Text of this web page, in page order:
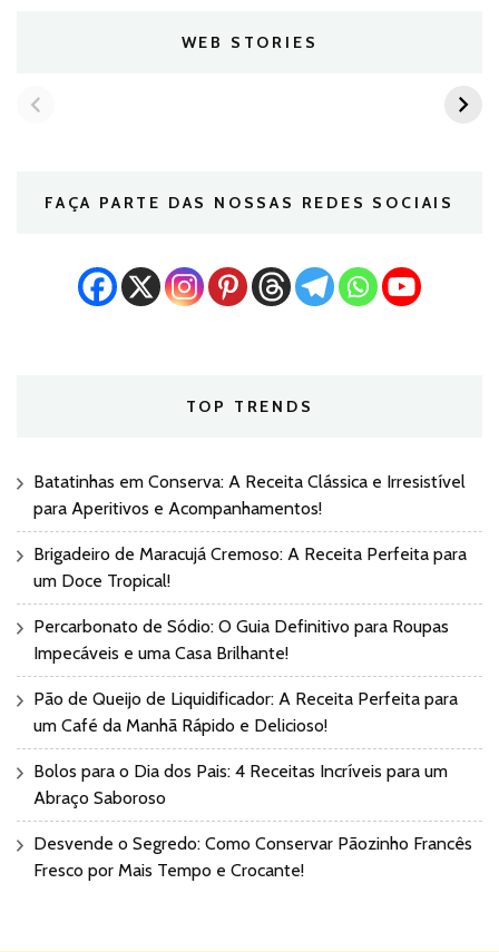
WEB STORIES
FAÇA PARTE DAS NOSSAS REDES SOCIAIS
TOP TRENDS
Batatinhas em Conserva: A Receita Clássica e Irresistível
para Aperitivos e Acompanhamentos!
Brigadeiro de Maracujá Cremoso: A Receita Perfeita para
um Doce Tropical!
Percarbonato de Sódio: O Guia Definitivo para Roupas
Impecáveis e uma Casa Brilhante!
Pão de Queijo de Liquidificador: A Receita Perfeita para
um Café da Manhã Rápido e Delicioso!
Bolos para o Dia dos Pais: 4 Receitas Incríveis para um
Abraço Saboroso
Desvende o Segredo: Como Conservar Pãozinho Francês
Fresco por Mais Tempo e Crocante!